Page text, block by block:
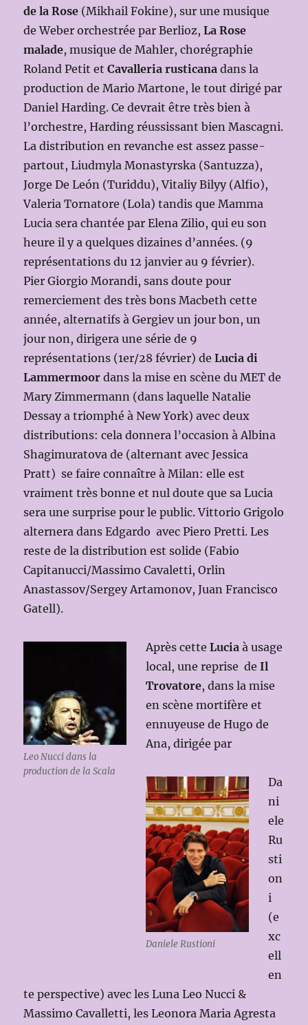
de la Rose (Mikhail Fokine), sur une musique
de Weber orchestrée par Berlioz,La Rose
malade, musique de Mahler, chorégraphie
Roland Petit etCavalleria rusticana dans la
production de Mario Martone, le tout dirigé par
Daniel Harding. Ce devrait être très bien à
l’orchestre, Harding réussissant bien Mascagni.
La distribution en revanche est assez passe-
partout, Liudmyla Monastyrska (Santuzza),
Jorge De León (Turiddu), Vitaliy Bilyy (Alfio),
Valeria Tornatore (Lola) tandis que Mamma
Lucia sera chantée par Elena Zilio, qui eu son
heure il y a quelques dizaines d’années. (9
représentations du 12 janvier au 9 février).
Pier Giorgio Morandi, sans doute pour
remerciement des très bons Macbeth cette
année, alternatifs à Gergiev un jour bon, un
jour non, dirigera une série de 9
représentations (1er/28 février) deLucia di
Lammermoor dans la mise en scène du MET de
Mary Zimmermann (dans laquelle Natalie
Dessay a triomphé à New York) avec deux
distributions: cela donnera l’occasion à Albina
Shagimuratova de (alternant avec Jessica
Pratt) se faire connaître à Milan: elle est
vraiment très bonne et nul doute que sa Lucia
sera une surprise pour le public. Vittorio Grigolo
alternera dans Edgardo avec Piero Pretti. Les
reste de la distribution est solide (Fabio
Capitanucci/Massimo Cavaletti, Orlin
Anastassov/Sergey Artamonov, Juan Francisco
Gatell).
Leo Nucci dans la
production de la Scala
Après cetteLucia à usage
local, une reprise deIl
Trovatore, dans la mise
en scène mortifère et
ennuyeuse de Hugo de
Ana, dirigée par
Daniele Rustioni
Da
ni
ele
Ru
sti
on
i
(e
xc
ell
en
te perspective) avec les Luna Leo Nucci &
Massimo Cavalletti, les Leonora Maria Agresta